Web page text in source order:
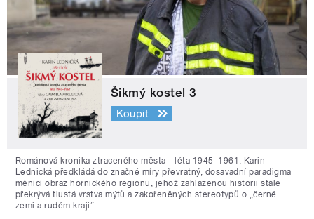
Šikmý kostel 3
Koupit
Románová kronika ztraceného města - léta 1945–1961. Karin
Lednická předkládá do značné míry převratný, dosavadní paradigma
měnící obraz hornického regionu, jehož zahlazenou historii stále
překrývá tlustá vrstva mýtů a zakořeněných stereotypů o „černé
zemi a rudém kraji“.